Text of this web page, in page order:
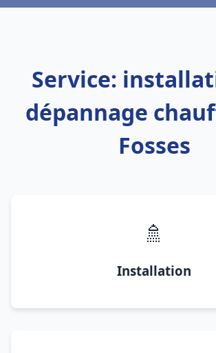
Service:
dépannage
Fosses
🚿
Installation